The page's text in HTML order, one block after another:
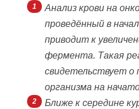
Анализ крови на
проведённый в
приводит к
фермента. Такая
свидетельствует
организма на
Ближе к середине